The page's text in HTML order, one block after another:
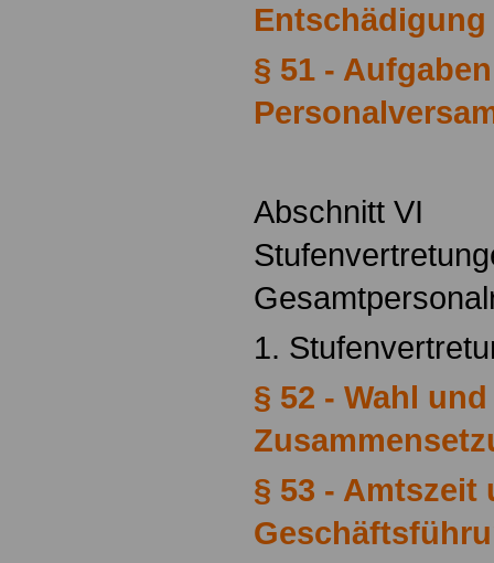
Entschädigung
§ 51 -
Abschnitt VI
1.
§ 52 - Wahl und
§ 53 - Amtszeit